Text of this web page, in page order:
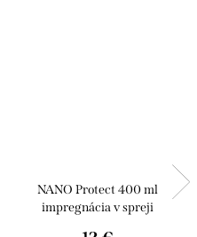
NANO Protect 400 ml
impregnácia v spreji